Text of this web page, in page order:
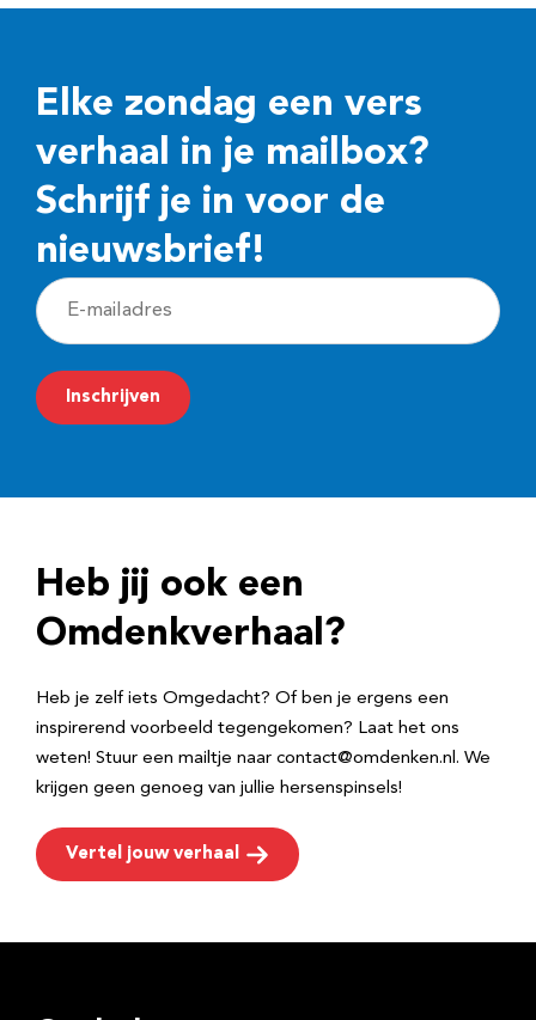
Elke zondag een vers
verhaal in je mailbox?
Schrijf je in voor de
nieuwsbrief!
E
-
m
a
r
e
Inschrijven
Heb jij ook een
Omdenkverhaal?
Heb je zelf iets Omgedacht? Of ben je ergens een
inspirerend voorbeeld tegengekomen? Laat het ons
weten! Stuur een mailtje naar contact@omdenken.nl. We
krijgen geen genoeg van jullie hersenspinsels!
Vertel jouw verhaal